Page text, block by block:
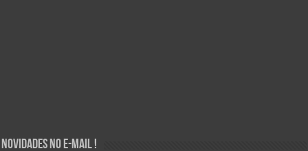
Novidades no E-mail !